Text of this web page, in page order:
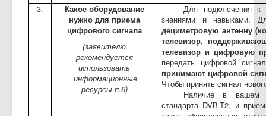
3.
Какое оборудование
нужно для приема
цифрового сигнала
(заявителю
рекомендуется
использовать
информационные
ресурсы п.6)
Для подключения к
знаниями и навыками.
дециметровую антенну
телевизор,
телевизор и цифровую
передать цифровой
принимают цифровой
Чтобы принять сигнал
Наличие в вашем
стандарта DVB-T2, и